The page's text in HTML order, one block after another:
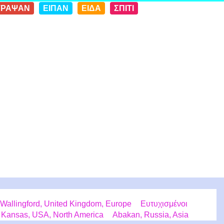
ΕΙΠΑΝ ΕΙΔΑ ΣΠΙΤΙ
Wallingford, United Kingdom, Europe
Ευτυχισμένοι
USA, North America Abakan, Russia, Asia